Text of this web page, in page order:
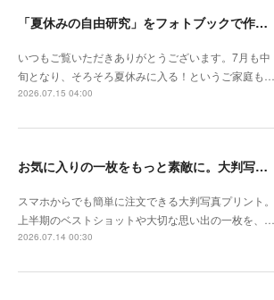
「夏休みの自由研究」をフォトブックで作ろう🔎
いつもご覧いただきありがとうございます。7月も中
旬となり、そろそろ夏休みに入る！というご家庭も…
2026.07.15 04:00
お気に入りの一枚をもっと素敵に。大判写真プリントの飾り方
スマホからでも簡単に注文できる大判写真プリント。
上半期のベストショットや大切な思い出の一枚を、…
2026.07.14 00:30